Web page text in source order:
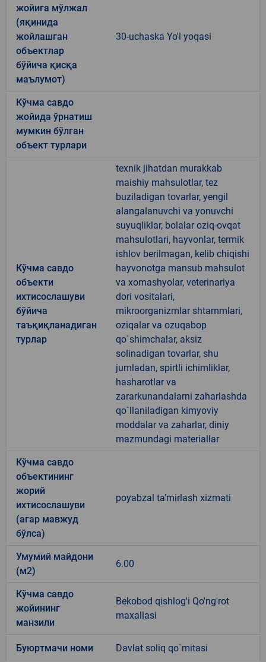
жойига мўлжал
(яқинида
жойлашган
объектлар
бўйича қисқа
маълумот)
30-uchaska Yo'l yoqasi
Кўчма савдо
жойида ўрнатиш
мумкин бўлган
объект турлари
Кўчма савдо
объекти
ихтисослашуви
бўйича
таъқиқланадиган
турлар
texnik jihatdan murakkab
maishiy mahsulotlar, tez
buziladigan tovarlar, yengil
alangalanuvchi va yonuvchi
suyuqliklar, bolalar oziq-ovqat
mahsulotlari, hayvonlar, termik
ishlov berilmagan, kelib chiqishi
hayvonotga mansub mahsulot
va xomashyolar, veterinariya
dori vositalari,
mikroorganizmlar shtammlari,
oziqalar va ozuqabop
qo`shimchalar, aksiz
solinadigan tovarlar, shu
jumladan, spirtli ichimliklar,
hasharotlar va
zararkunandalarni zaharlashda
qo`llaniladigan kimyoviy
moddalar va zaharlar, diniy
mazmundagi materiallar
Кўчма савдо
объектининг
жорий
ихтисослашуви
(агар мавжуд
бўлса)
poyabzal taʼmirlash xizmati
Умумий майдони
(м2)
6.00
Кўчма савдо
жойининг
манзили
Bekobod qishlog'i Qo'ng'rot
maxallasi
Буюртмачи номи Davlat soliq qo`mitasi